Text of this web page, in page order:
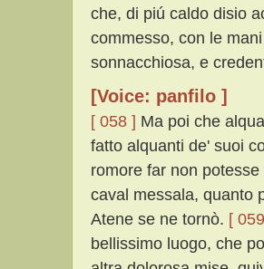
che, di piú caldo disio
commesso, con le
sonnacchiosa, e
[Voice: panfilo ]
[ 058 ] Ma poi che
fatto alquanti de' suoi
romore far non
caval messala, quanto
Atene se ne tornò. [
bellissimo luogo, che